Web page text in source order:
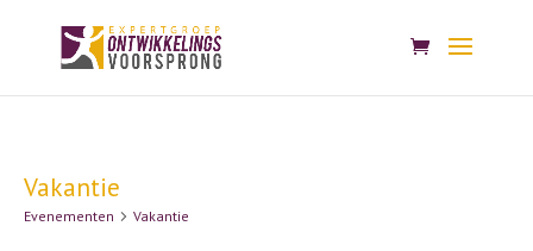
Vakantie
Evenementen Vakantie